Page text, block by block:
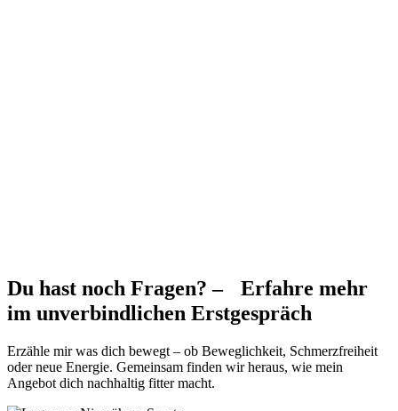
Du hast noch Fragen? – Erfahre mehr
im unverbindlichen Erstgespräch
Erzähle mir was dich bewegt – ob Beweglichkeit, Schmerzfreiheit
oder neue Energie. Gemeinsam finden wir heraus, wie mein
Angebot dich nachhaltig fitter macht.